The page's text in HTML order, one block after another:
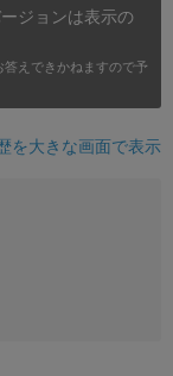
ジョンは表示の
えできかねますので予
を大きな画面で表示